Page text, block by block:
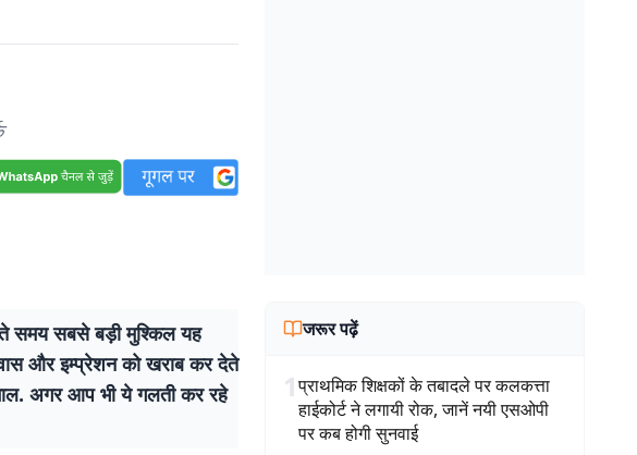
सबसे बड़ी मुश्किल यह
और इम्प्रेशन को खराब कर देते
अगर आप भी ये गलती कर रहे
जरूर पढ़ें
1प्राथमिक शिक्षकों के तबादले पर कलकत्ता
हाईकोर्ट ने लगायी रोक, जानें नयी एसओपी
पर कब होगी सुनवाई